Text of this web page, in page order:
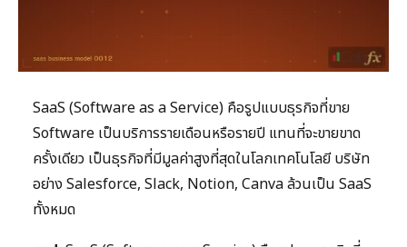
SaaS (Software as a Service) คือรูปแบบธุรกิจที่ขาย
Software เป็นบริการรายเดือนหรือรายปี แทนที่จะขายขาด
ครั้งเดียว เป็นธุรกิจที่มีมูลค่าสูงที่สุดในโลกเทคโนโลยี บริษัท
อย่าง Salesforce, Slack, Notion, Canva ล้วนเป็น SaaS
ทั้งหมด